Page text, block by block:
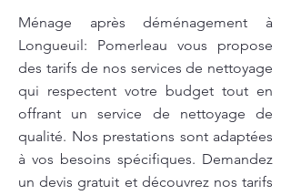
Ménage après déménagement à
Longueuil: Pomerleau vous propose
des tarifs de nos services de nettoyage
qui respectent votre budget tout en
offrant un service de nettoyage de
qualité. Nos prestations sont adaptées
à vos besoins spécifiques. Demandez
un devis gratuit et découvrez nos tarifs